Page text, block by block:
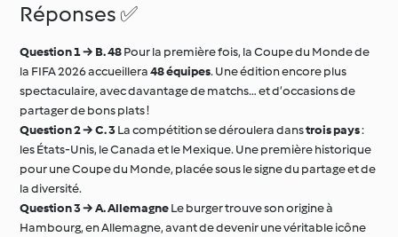
Réponses ✅
Question 1 → B. 48Pour la première fois, la Coupe du Monde de
la FIFA 2026 accueillera48 équipes. Une édition encore plus
spectaculaire, avec davantage de matchs… et d’occasions de
partager de bons plats !
Question 2 → C. 3La compétition se déroulera danstrois pays:
les États-Unis, le Canada et le Mexique. Une première historique
pour une Coupe du Monde, placée sous le signe du partage et de
la diversité.
Question 3 → A. AllemagneLe burger trouve son origine à
Hambourg, en Allemagne, avant de devenir une véritable icône